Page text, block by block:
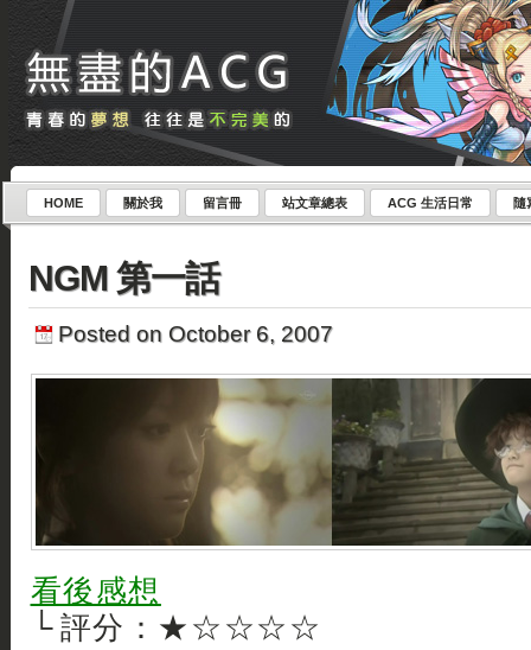
HOME 關於我 留言冊 站文章總表 ACG 生活日常 隨
NGM 第一話
Posted on October 6, 2007
看後感想
└ 評分：★☆☆☆☆